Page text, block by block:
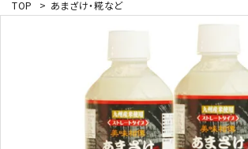
TOP > あまざけ・糀など